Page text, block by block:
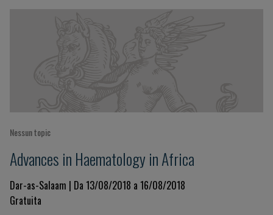
Nessun topic
Advances in Haematology in Africa
Dar-as-Salaam | Da 13/08/2018 a 16/08/2018
Gratuita